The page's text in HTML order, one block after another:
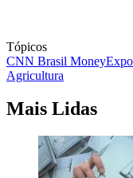
Tópicos
CNN Brasil Money
Agricultura
Mais Lidas